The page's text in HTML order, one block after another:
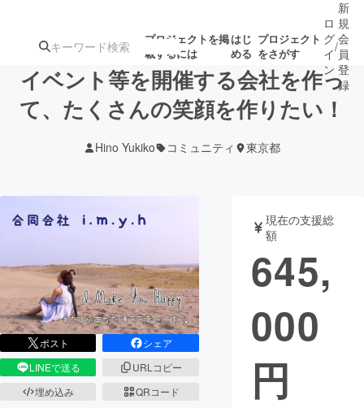
プロジェクトを掲
載するには
はじ
める
プロジェクト
をさがす
ターン
ジェクト
募集終了が近いプ
ロジェクト
アート・写真 音楽
テクノロジー・ガジェット ゲーム・サ
映像・映画
ビジネス・起業
まちづくり・地域活性化
ロ
グ
イ
ン
/
新
規
会
員
登
録
イベント等を開催する会社を作っ
て、たくさんの笑顔を作りたい！
Hino Yukiko コミュニティ 東京都
ポスト
シェア
LINEで送る
URLコピー
埋め込み
QRコード
現在の支援総
額
645,
000
円